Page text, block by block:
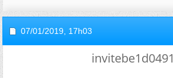
07/01/2019, 17h03
invitebe1d0491